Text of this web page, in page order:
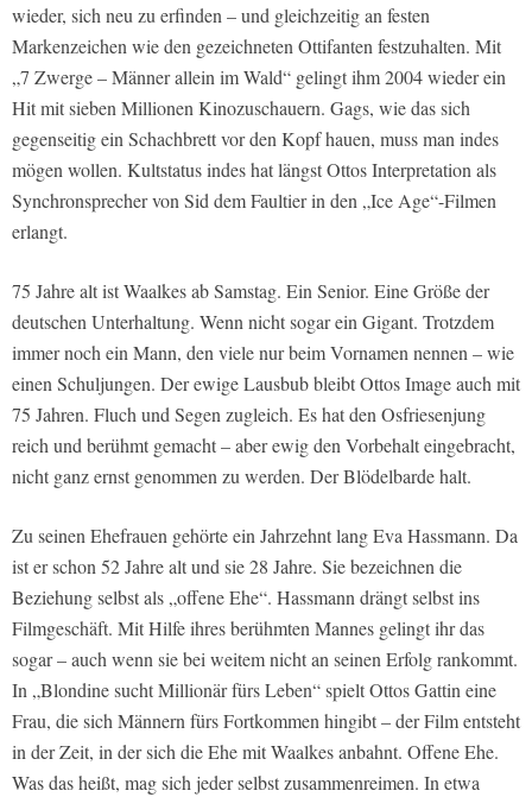
wieder, sich neu zu erfinden – und gleichzeitig an festen
Markenzeichen wie den gezeichneten Ottifanten festzuhalten. Mit
„7 Zwerge – Männer allein im Wald“ gelingt ihm 2004 wieder ein
Hit mit sieben Millionen Kinozuschauern. Gags, wie das sich
gegenseitig ein Schachbrett vor den Kopf hauen, muss man indes
mögen wollen. Kultstatus indes hat längst Ottos Interpretation als
Synchronsprecher von Sid dem Faultier in den „Ice Age“-Filmen
erlangt.
75 Jahre alt ist Waalkes ab Samstag. Ein Senior. Eine Größe der
deutschen Unterhaltung. Wenn nicht sogar ein Gigant. Trotzdem
immer noch ein Mann, den viele nur beim Vornamen nennen – wie
einen Schuljungen. Der ewige Lausbub bleibt Ottos Image auch mit
75 Jahren. Fluch und Segen zugleich. Es hat den Osfriesenjung
reich und berühmt gemacht – aber ewig den Vorbehalt eingebracht,
nicht ganz ernst genommen zu werden. Der Blödelbarde halt.
Zu seinen Ehefrauen gehörte ein Jahrzehnt lang Eva Hassmann. Da
ist er schon 52 Jahre alt und sie 28 Jahre. Sie bezeichnen die
Beziehung selbst als „offene Ehe“. Hassmann drängt selbst ins
Filmgeschäft. Mit Hilfe ihres berühmten Mannes gelingt ihr das
sogar – auch wenn sie bei weitem nicht an seinen Erfolg rankommt.
In „Blondine sucht Millionär fürs Leben“ spielt Ottos Gattin eine
Frau, die sich Männern fürs Fortkommen hingibt – der Film entsteht
in der Zeit, in der sich die Ehe mit Waalkes anbahnt. Offene Ehe.
Was das heißt, mag sich jeder selbst zusammenreimen. In etwa